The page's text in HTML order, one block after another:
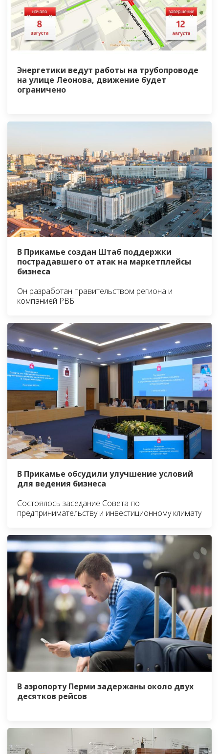
Энергетики ведут работы на трубопроводе
на улице Леонова, движение будет
ограничено
В Прикамье создан Штаб поддержки
пострадавшего от атак на маркетплейсы
бизнеса
Он разработан правительством региона и
компанией РВБ
В Прикамье обсудили улучшение условий
для ведения бизнеса
Состоялось заседание Совета по
предпринимательству и инвестиционному климату
В аэропорту Перми задержаны около двух
десятков рейсов